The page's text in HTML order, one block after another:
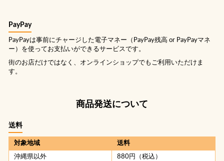
PayPay
PayPayは事前にチャージした電子マネー（PayPay残高 or PayPayマネ
ー）を使ってお支払いができるサービスです。
街のお店だけではなく、オンラインショップでもご利用いただけま
す。
商品発送について
送料
対象地域 送料
沖縄県以外 880円（税込）